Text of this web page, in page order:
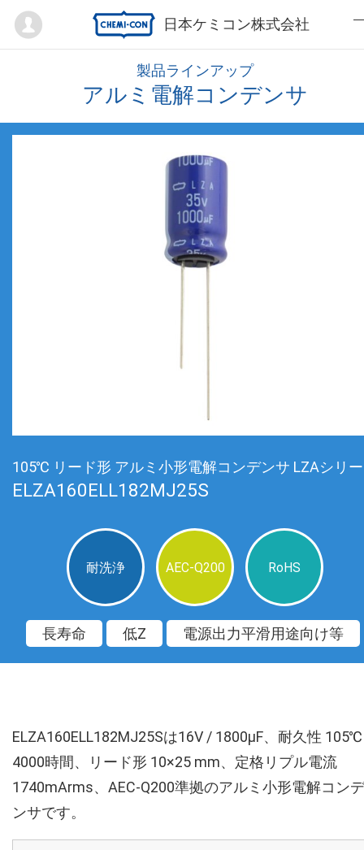
日本ケミコン株式会社
Mypage
製品ラインアップ
アルミ電解コンデンサ
105℃ リード形 アルミ小形電解コンデンサ LZAシリ
ELZA160ELL182MJ25S
耐洗浄 AEC-Q200 RoHS
長寿命 低Z 電源出力平滑用途向け等
ELZA160ELL182MJ25Sは16V / 1800µF、耐久性 105℃
4000時間、リード形 10×25 mm、定格リプル電流
1740mArms、AEC-Q200準拠のアルミ小形電解コンデ
ンサです。